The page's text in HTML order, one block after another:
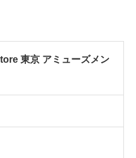
東京 アミューズメン